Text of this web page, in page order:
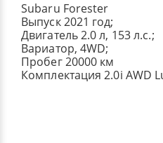
Subaru Forester
Выпуск 2021 год;
Двигатель 2.0 л, 153 л.с.;
Вариатор, 4WD;
Пробег 20000 км
Комплектация 2.0i AWD